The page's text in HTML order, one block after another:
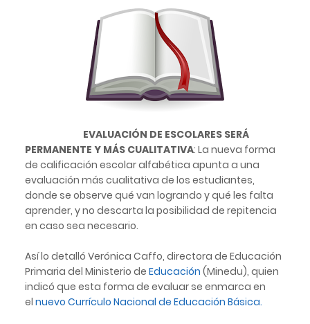
EVALUACIÓN DE ESCOLARES SERÁ
PERMANENTE Y MÁS CUALITATIVA: La nueva forma
de calificación escolar alfabética apunta a una
evaluación más cualitativa de los estudiantes,
donde se observe qué van logrando y qué les falta
aprender, y no descarta la posibilidad de repitencia
en caso sea necesario.
Así lo detalló Verónica Caffo, directora de Educación
Primaria del Ministerio de Educación (Minedu), quien
indicó que esta forma de evaluar se enmarca en
el nuevo Currículo Nacional de Educación Básica.